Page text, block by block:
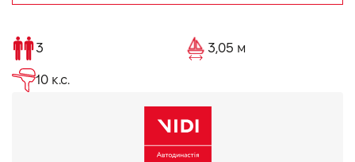
3 3,05 м
10 к.с.